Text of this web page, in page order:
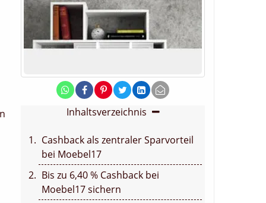
Inhaltsverzeichnis
Cashback als zentraler Sparvorteil
bei Moebel17
Bis zu 6,40 % Cashback bei
Moebel17 sichern